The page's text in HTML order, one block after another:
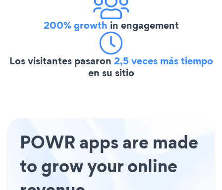
200% growth in engagement
Los visitantes pasaron 2,5 veces más tiempo
en su sitio
POWR apps are made
to grow your online